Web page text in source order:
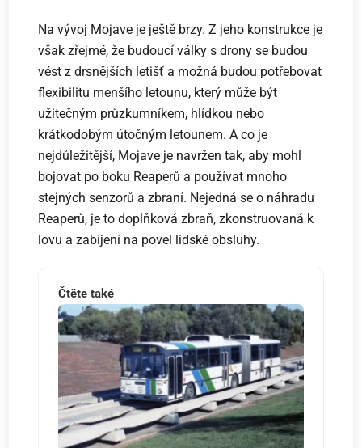
Na vývoj Mojave je ještě brzy. Z jeho konstrukce je
však zřejmé, že budoucí války s drony se budou
vést z drsnějších letišť a možná budou potřebovat
flexibilitu menšího letounu, který může být
užitečným průzkumníkem, hlídkou nebo
krátkodobým útočným letounem. A co je
nejdůležitější, Mojave je navržen tak, aby mohl
bojovat po boku Reaperů a používat mnoho
stejných senzorů a zbraní. Nejedná se o náhradu
Reaperů, je to doplňková zbraň, zkonstruovaná k
lovu a zabíjení na povel lidské obsluhy.
Čtěte také